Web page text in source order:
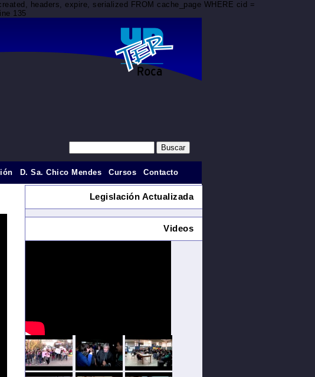
headers, expire, serialized FROM cache_page WHERE cid =
135
D. Sa. Chico Mendes Cursos Contacto
Legislación Actualizada
Videos